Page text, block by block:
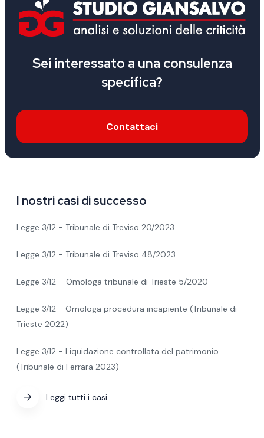
Sei interessato a una consulenza
specifica?
Contattaci
I nostri casi di successo
Legge 3/12 - Tribunale di Treviso 20/2023
Legge 3/12 - Tribunale di Treviso 48/2023
Legge 3/12 – Omologa tribunale di Trieste 5/2020
Legge 3/12 - Omologa procedura incapiente (Tribunale di
Trieste 2022)
Legge 3/12 - Liquidazione controllata del patrimonio
(Tribunale di Ferrara 2023)
Leggi tutti i casi